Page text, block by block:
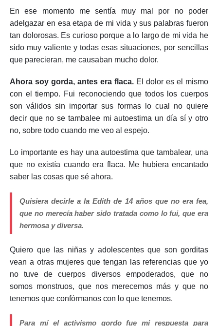
En ese momento me sentía muy mal por no poder
adelgazar en esa etapa de mi vida y sus palabras fueron
tan dolorosas. Es curioso porque a lo largo de mi vida he
sido muy valiente y todas esas situaciones, por sencillas
que parecieran, me causaban mucho dolor.
Ahora soy gorda, antes era flaca. El dolor es el mismo
con el tiempo. Fui reconociendo que todos los cuerpos
son válidos sin importar sus formas lo cual no quiere
decir que no se tambalee mi autoestima un día sí y otro
no, sobre todo cuando me veo al espejo.
Lo importante es hay una autoestima que tambalear, una
que no existía cuando era flaca. Me hubiera encantado
saber las cosas que sé ahora.
Quisiera decirle a la Edith de 14 años que no era fea,
que no merecía haber sido tratada como lo fui, que era
hermosa y diversa.
Quiero que las niñas y adolescentes que son gorditas
vean a otras mujeres que tengan las referencias que yo
no tuve de cuerpos diversos empoderados, que no
somos monstruos, que nos merecemos más y que no
tenemos que confórmanos con lo que tenemos.
Para mí el activismo gordo fue mi respuesta para